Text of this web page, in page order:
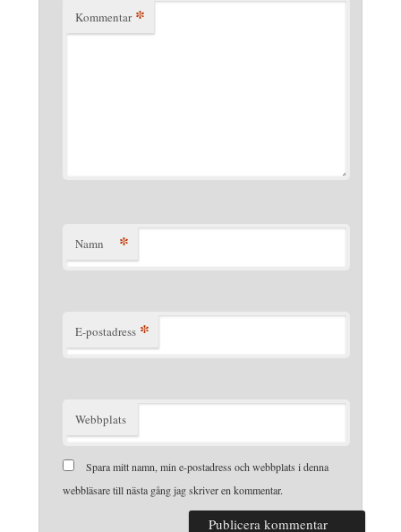
Kommentar *
Namn *
E-postadress *
Webbplats
Spara mitt namn, min e-postadress och webbplats i denna
webbläsare till nästa gång jag skriver en kommentar.